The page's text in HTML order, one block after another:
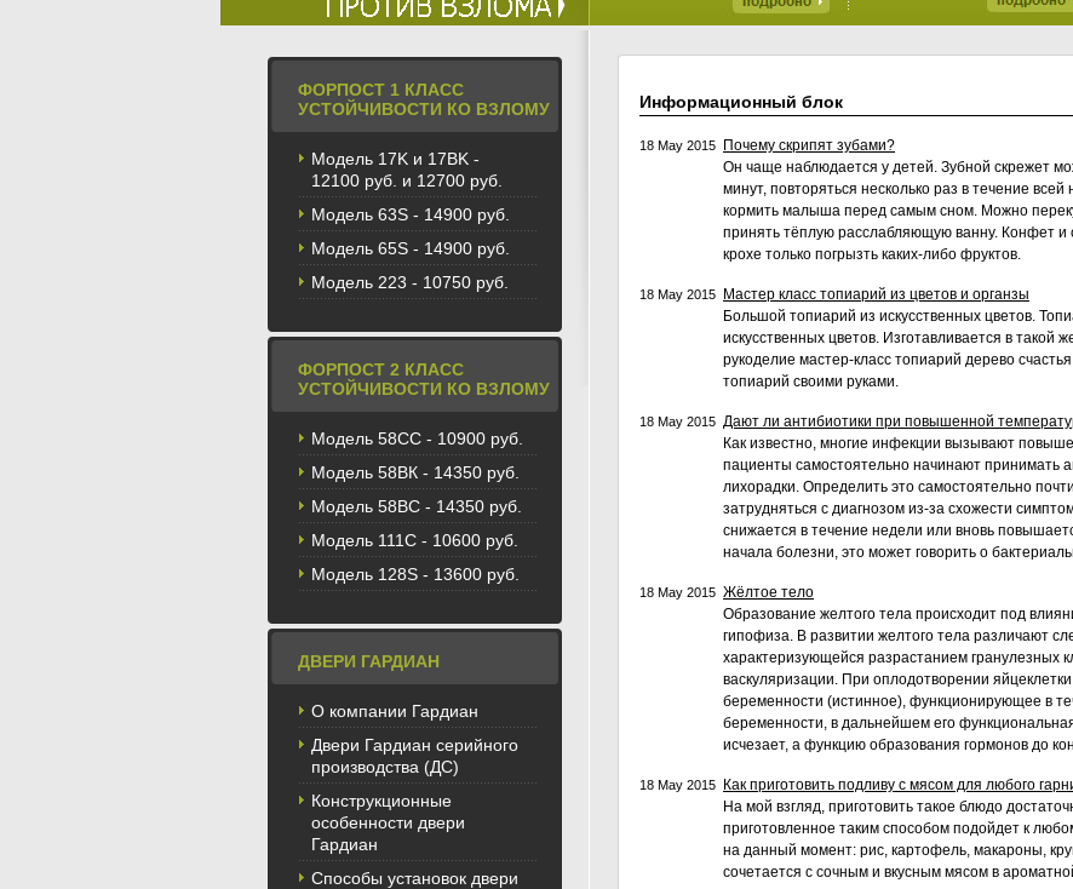
ФОРПОСТ 1 КЛАСС
УСТОЙЧИВОСТИ КО ВЗЛОМУ
Модель 17K и 17BK -
12100 руб. и 12700 руб.
Модель 63S - 14900 руб.
Модель 65S - 14900 руб.
Модель 223 - 10750 руб.
ФОРПОСТ 2 КЛАСС
УСТОЙЧИВОСТИ КО ВЗЛОМУ
Модель 58CС - 10900 руб.
Модель 58BК - 14350 руб.
Модель 58ВС - 14350 руб.
Модель 111С - 10600 руб.
Модель 128S - 13600 руб.
ДВЕРИ ГАРДИАН
О компании Гардиан
Двери Гардиан серийного
производства (ДС)
Конструкционные
особенности двери
Гардиан
Способы установок двери
Информационный блок
18 May 2015
Почему скрипят зубами?
Он чаще наблюдается у детей. Зубной скрежет
минут, повторяться несколько раз в течение
кормить малыша перед самым сном. Можно
принять тёплую расслабляющую ванну. Конфет и
крохе только погрызть каких-либо фруктов.
18 May 2015
Мастер класс топиарий из цветов и органзы
Большой топиарий из искусственных цветов.
искусственных цветов. Изготавливается в такой
рукоделие мастер-класс топиарий дерево
топиарий своими руками.
18 May 2015 Дают ли антибиотики при повышенной
Как известно, многие инфекции вызывают
пациенты самостоятельно начинают принимать
лихорадки. Определить это самостоятельно
затрудняться с диагнозом из-за схожести
снижается в течение недели или вновь
начала болезни, это может говорить о
18 May 2015 Жёлтое тело
Образование желтого тела происходит под
гипофиза. В развитии желтого тела различают
характеризующейся разрастанием гранулезных
васкуляризации. При оплодотворении
беременности (истинное), функционирующее в
беременности, в дальнейшем его
исчезает, а функцию образования гормонов до
18 May 2015
Как приготовить подливу с мясом для любого
На мой взгляд, приготовить такое блюдо
приготовленное таким способом подойдет к
на данный момент: рис, картофель, макароны,
сочетается с сочным и вкусным мясом в